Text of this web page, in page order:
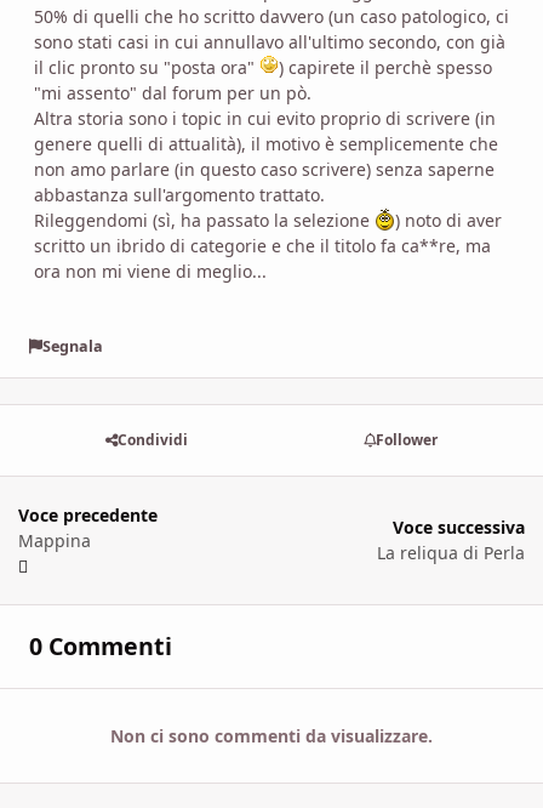
50% di quelli che ho scritto davvero (un caso patologico, ci
sono stati casi in cui annullavo all'ultimo secondo, con già
il clic pronto su "posta ora"
) capirete il perchè spesso
"mi assento" dal forum per un pò.
Altra storia sono i topic in cui evito proprio di scrivere (in
genere quelli di attualità), il motivo è semplicemente che
non amo parlare (in questo caso scrivere) senza saperne
abbastanza sull'argomento trattato.
Rileggendomi (sì, ha passato la selezione
) noto di aver
scritto un ibrido di categorie e che il titolo fa ca**re, ma
ora non mi viene di meglio...
Segnala
Condividi Follower
Voce precedente
Mappina
Voce successiva
La reliqua di Perla
0 Commenti
Non ci sono commenti da visualizzare.